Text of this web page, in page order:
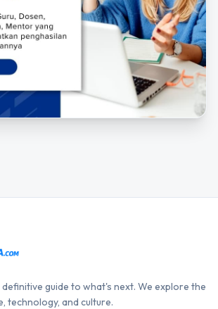
guide to what's next. We explore the
technology, and culture.